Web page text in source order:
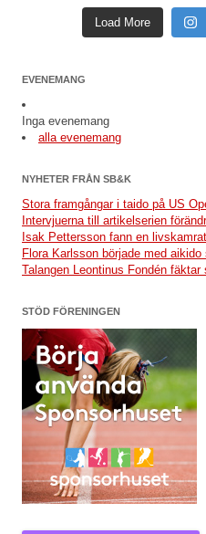
Load More
EVENEMANG
Inga evenemang
alla evenemang
NYHETER FRÅN SB&K
Stora framgångar i taido på US
Intervjuerna till artikelserien
Isak Pettersson fann en
Flora Karlsson började med aikido
Talangen Leontinus Fondén
STÖD FÖRENINGEN